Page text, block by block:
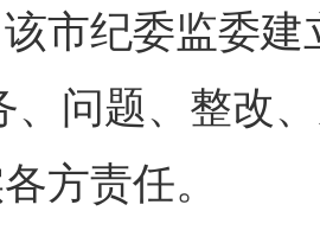
市纪委监委建
、问题、整改
方责任。